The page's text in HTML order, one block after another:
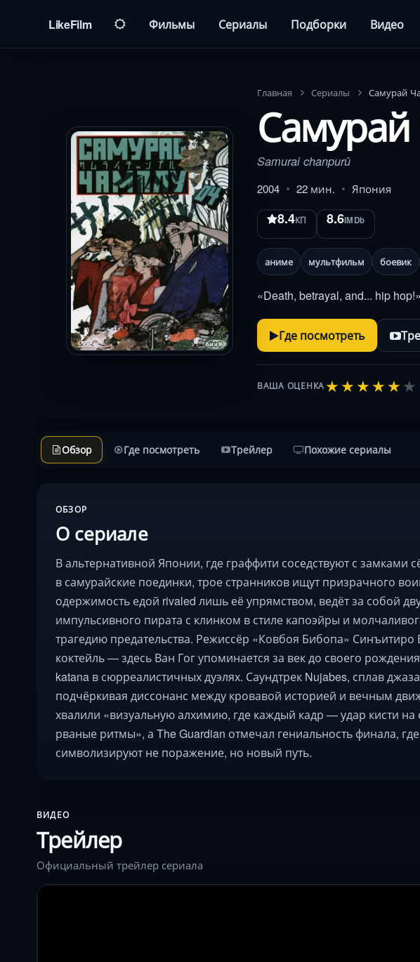
LikeFilm Фильмы Сериалы Подборки Видео
Главная Сериалы Самурай
Samurai chanpurû
2004 22 мин. Япония
8.4КП 8.6IMDb
аниме мультфильм боевик
«Death, betrayal, and... hip hop!»
Где посмотреть
ВАША ОЦЕНКА★★★★★★
Обзор Где посмотреть Трейлер Похожие сериалы
ОБЗОР
О сериале
В альтернативной Японии, где граффити соседствуют с замками
в самурайские поединки, трое странников ищут призрачного
одержимость едой rivaled лишь её упрямством, ведёт за собой
импульсивного пирата с клинком в стиле капоэйры и
трагедию предательства. Режиссёр «Ковбоя Бибопа» Синъитиро
коктейль — здесь Ван Гог упоминается за век до своего
katana в сюрреалистичных дуэлях. Саундтрек Nujabes, сплав
подчёркивая диссонанс между кровавой историей и вечным
хвалили «визуальную алхимию, где каждый кадр — удар кисти
рваные ритмы», а The Guardian отмечал гениальность финала,
символизируют не поражение, но новый путь.
ВИДЕО
Трейлер
Официальный трейлер сериала